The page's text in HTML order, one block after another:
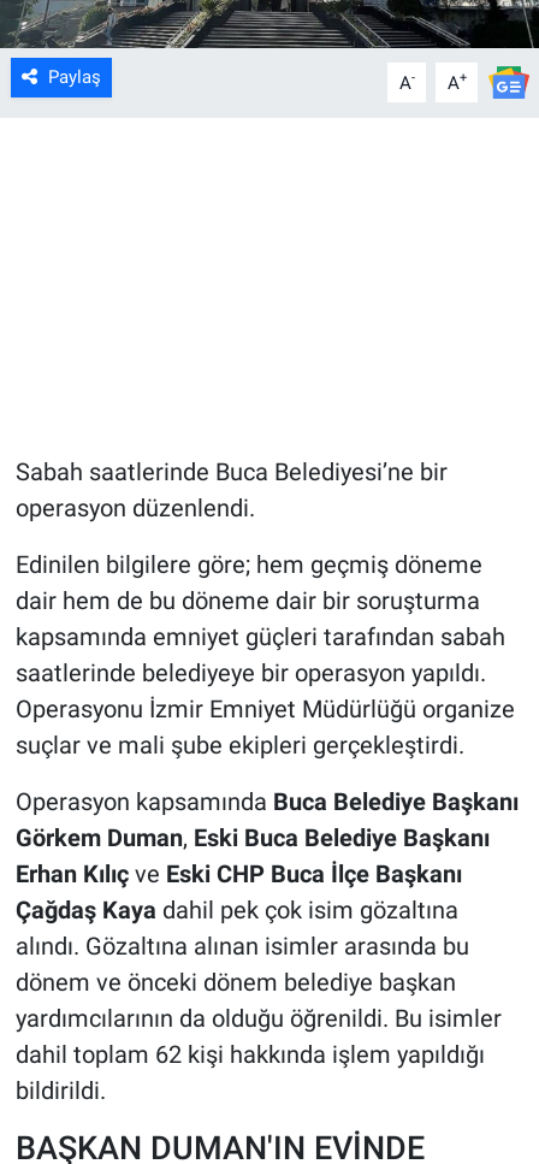
Paylaş A- A+
Sabah saatlerinde Buca Belediyesi’ne bir
operasyon düzenlendi.
Edinilen bilgilere göre; hem geçmiş döneme
dair hem de bu döneme dair bir soruşturma
kapsamında emniyet güçleri tarafından sabah
saatlerinde belediyeye bir operasyon yapıldı.
Operasyonu İzmir Emniyet Müdürlüğü organize
suçlar ve mali şube ekipleri gerçekleştirdi.
Operasyon kapsamında Buca Belediye Başkanı
Görkem Duman, Eski Buca Belediye Başkanı
Erhan Kılıçve Eski CHP Buca İlçe Başkanı
Çağdaş Kaya dahil pek çok isim gözaltına
alındı. Gözaltına alınan isimler arasında bu
dönem ve önceki dönem belediye başkan
yardımcılarının da olduğu öğrenildi. Bu isimler
dahil toplam 62 kişi hakkında işlem yapıldığı
bildirildi.
BAŞKAN DUMAN'IN EVİNDE